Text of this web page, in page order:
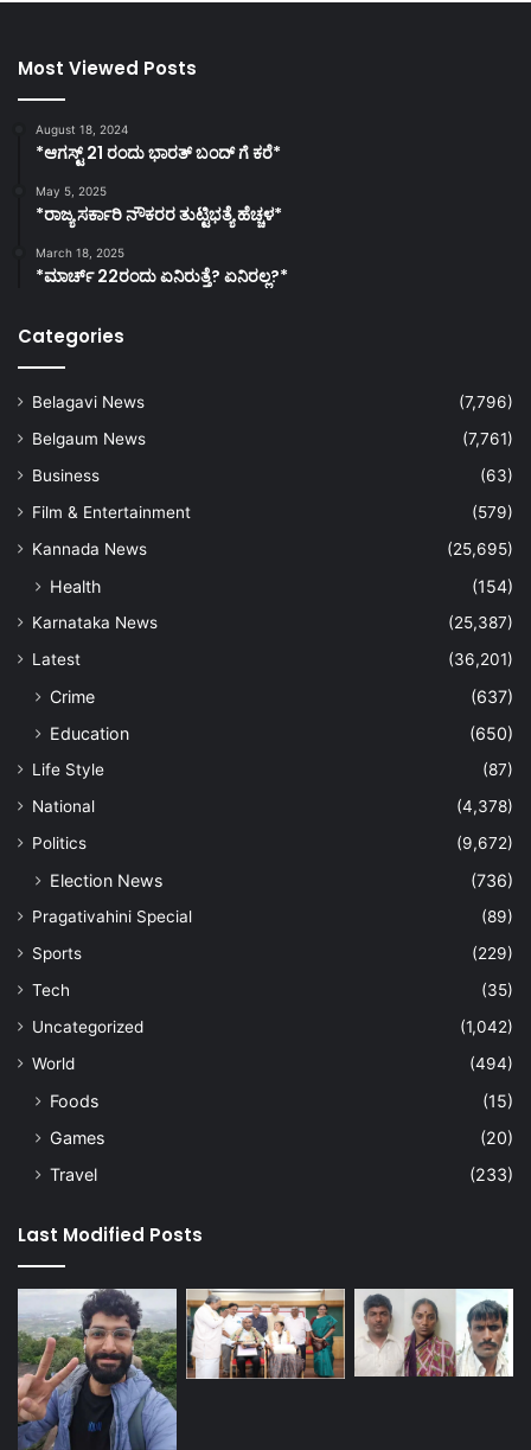
Most Viewed Posts
August 18, 2024
*ಆಗಸ್ಟ್ 21 ರಂದು ಭಾರತ್‌ ಬಂದ್‌ ಗೆ ಕರೆ*
May 5, 2025
*ರಾಜ್ಯ ಸರ್ಕಾರಿ ನೌಕರರ ತುಟ್ಟಿಭತ್ಯೆ ಹೆಚ್ಚಳ*
March 18, 2025
*ಮಾರ್ಚ್ 22ರಂದು ಏನಿರುತ್ತೆ? ಏನಿರಲ್ಲ?*
Categories
Belagavi News
(7,796)
Belgaum News
(7,761)
Business
(63)
Film & Entertainment
(579)
Kannada News
(25,695)
Health (154)
Karnataka News
(25,387)
Latest
(36,201)
Crime
(637)
Education
(650)
Life Style
(87)
National
(4,378)
Politics
(9,672)
Election News (736)
Pragativahini Special
(89)
Sports
(229)
Tech
(35)
Uncategorized
(1,042)
World
(494)
Foods
(15)
Games
(20)
Travel
(233)
Last Modified Posts